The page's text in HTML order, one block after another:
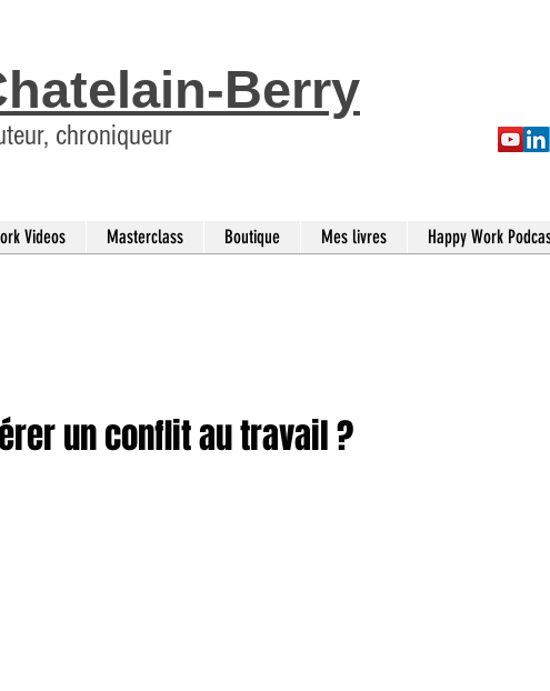
Berry
chroniqueur
Videos Masterclass Boutique Mes livres Happy Work
un conflit au travail ?